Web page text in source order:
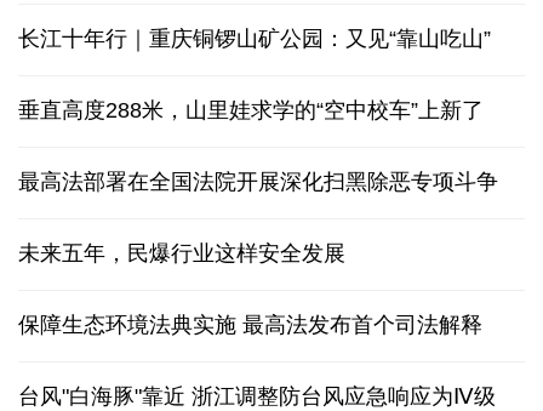
长江十年行｜重庆铜锣山矿公园：又见“靠山吃山”
垂直高度288米，山里娃求学的“空中校车”上新了
最高法部署在全国法院开展深化扫黑除恶专项斗争
未来五年，民爆行业这样安全发展
保障生态环境法典实施 最高法发布首个司法解释
台风"白海豚"靠近 浙江调整防台风应急响应为Ⅳ级